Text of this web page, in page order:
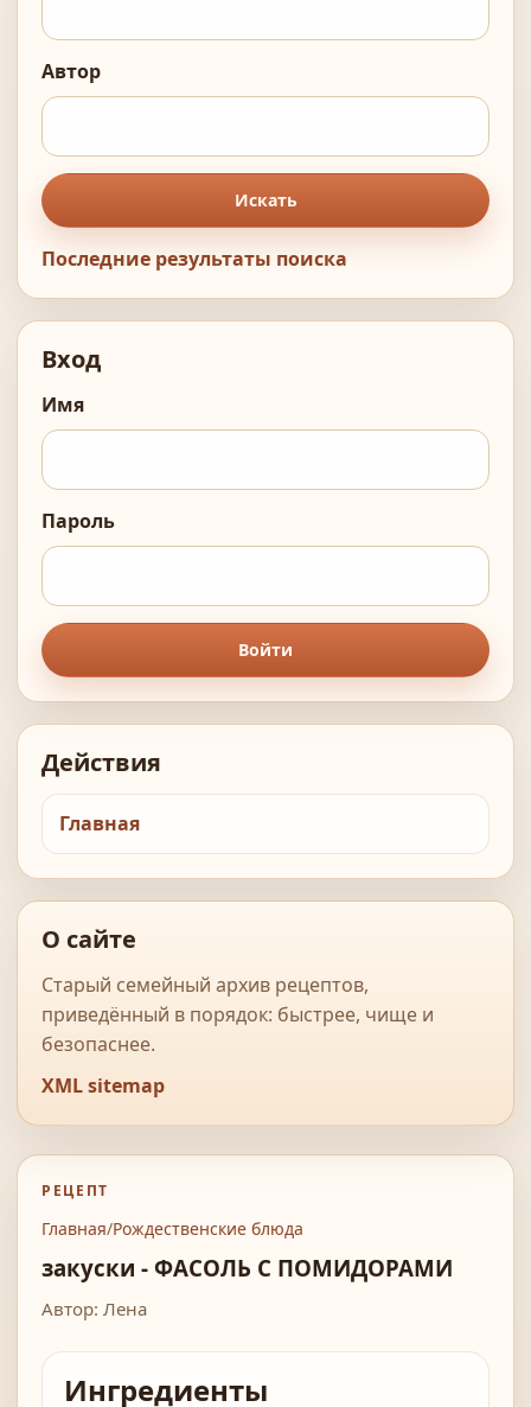
Автор
Искать
Последние результаты поиска
Вход
Имя
Пароль
Войти
Действия
Главная
О сайте
Старый семейный архив рецептов,
приведённый в порядок: быстрее, чище и
безопаснее.
XML sitemap
РЕЦЕПТ
Главная/Рождественские блюда
закуски - ФАСОЛЬ С ПОМИДОРАМИ
Автор: Лена
Ингредиенты